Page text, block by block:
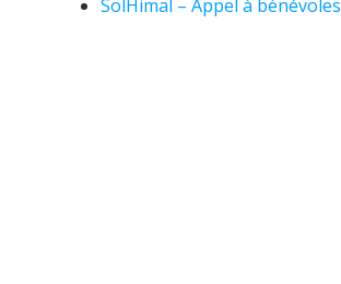
SolHimal – Appel à bénévoles